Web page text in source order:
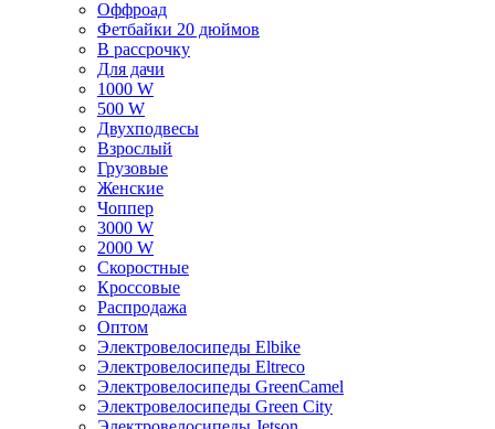
Оффроад
Фетбайки 20 дюймов
В рассрочку
Для дачи
1000 W
500 W
Двухподвесы
Взрослый
Грузовые
Женские
Чоппер
3000 W
2000 W
Скоростные
Кроссовые
Распродажа
Оптом
Электровелосипеды Elbike
Электровелосипеды Eltreco
Электровелосипеды GreenCamel
Электровелосипеды Green City